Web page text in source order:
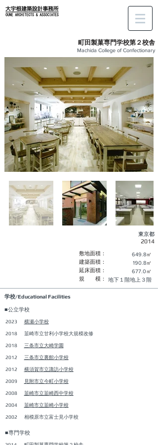
町田製菓専門学校第２校舎
Machida College of Confectionary
東京都
2014
敷地面積： 649.8㎡
建築面積：
190.8㎡
延床面積：
677.0㎡
規 模：
地下１階地上３階
学校/Educational Facilities
■公立学校
2023 横瀬小学校
2018 韮崎市立甘利小学校大規模改修
2018 三条市立大崎学園
2012 三条市立裏館小学校
2012 横須賀市立諏訪小学校
2009 見附市立今町小学校
2008 韮崎市立韮崎西中学校
2004 韮崎市立韮崎小学校
2002 相模原市立富士見小学校
■専門学校